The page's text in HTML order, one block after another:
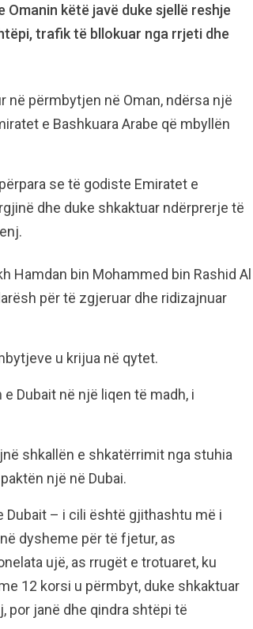
këtë javë duke sjellë reshje
trafik të bllokuar nga rrjeti dhe
në përmbytjen në Oman, ndërsa një
e Bashkuara Arabe që mbyllën
se të godiste Emiratet e
dhe duke shkaktuar ndërprerje të
Hamdan bin Mohammed bin Rashid Al
për të zgjeruar dhe ridizajnuar
u krijua në qytet.
Dubait në një liqen të madh, i
shkallën e shkatërrimit nga stuhia
një në Dubai.
Dubait – i cili është gjithashtu më i
dysheme për të fjetur, as
ujë, as rrugët e trotuaret, ku
12 korsi u përmbyt, duke shkaktuar
por janë dhe qindra shtëpi të